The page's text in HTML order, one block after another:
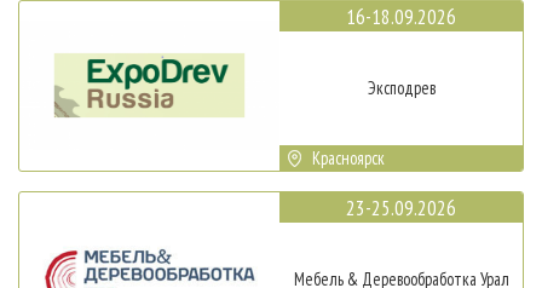
16-18.09.2026
Эксподрев
Красноярск
23-25.09.2026
Мебель & Деревообработка Урал